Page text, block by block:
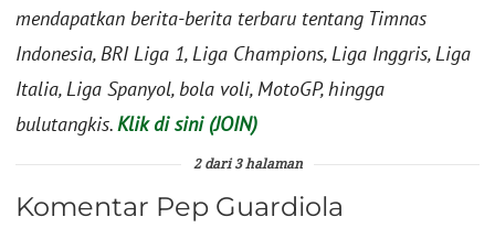
mendapatkan berita-berita terbaru tentang Timnas
Indonesia, BRI Liga 1, Liga Champions, Liga Inggris, Liga
Italia, Liga Spanyol, bola voli, MotoGP, hingga
bulutangkis.Klik di sini (JOIN)
2 dari 3 halaman
Komentar Pep Guardiola